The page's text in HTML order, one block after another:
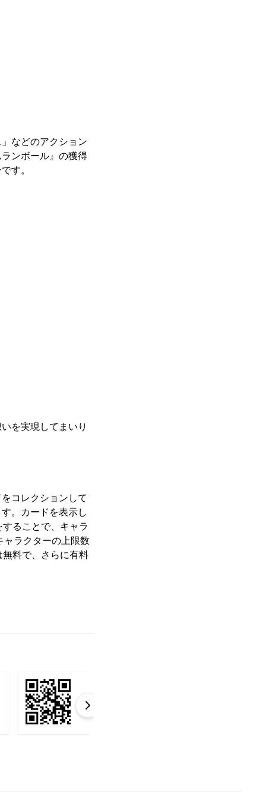
などのアクション
ンボール』の獲得
す。
を実現してまいり
コレクションして
。カードを表示し
することで、キャラ
ャラクターの上限数
料で、さらに有料